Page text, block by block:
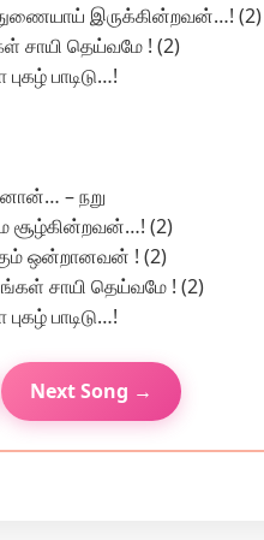
இருக்கின்றவன்…! (2)
சாயி தெய்வமே ! (2)
பாடிடு…!
– நறு
சூழ்கின்றவன்…! (2)
ஒன்றானவன் ! (2)
சாயி தெய்வமே ! (2)
பாடிடு…!
Next Song →